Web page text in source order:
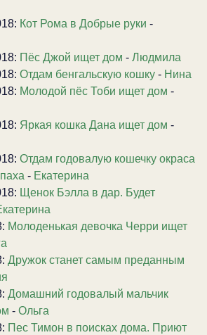
Кот Рома в Добрые руки -
Пёс Джой ищет дом - Людмила
Отдам бенгальскую кошку - Нина
Молодой пёс Тоби ищет дом -
Яркая кошка Дана ищет дом -
Отдам годовалую кошечку окраса
- Екатерина
Щенок Бэлла в дар. Будет
Молоденькая девочка Черри ищет
Дружок станет самым преданным
Домашний годовалый мальчик
- Ольга
Пес Тимон в поисках дома. Приют